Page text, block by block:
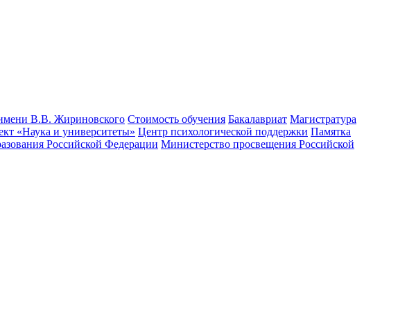
В.В. Жириновского Стоимость обучения Бакалавриат Магистратура
«Наука и университеты» Центр психологической поддержки Памятка
Российской Федерации Министерство просвещения Российской